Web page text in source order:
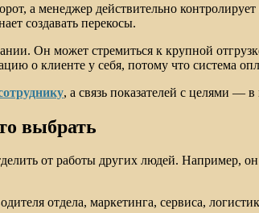
а менеджер действительно
создавать перекосы.
Он может стремиться к крупной
о клиенте у себя, потому что система
, а связь показателей с целями — в
выбрать
от работы других людей. Например,
отдела, маркетинга, сервиса,